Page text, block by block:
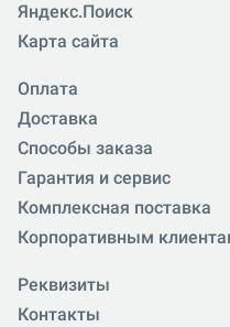
Яндекс.Поиск
Карта сайта
Оплата
Доставка
Способы заказа
Гарантия и сервис
Комплексная поставка
Корпоративным
Реквизиты
Контакты